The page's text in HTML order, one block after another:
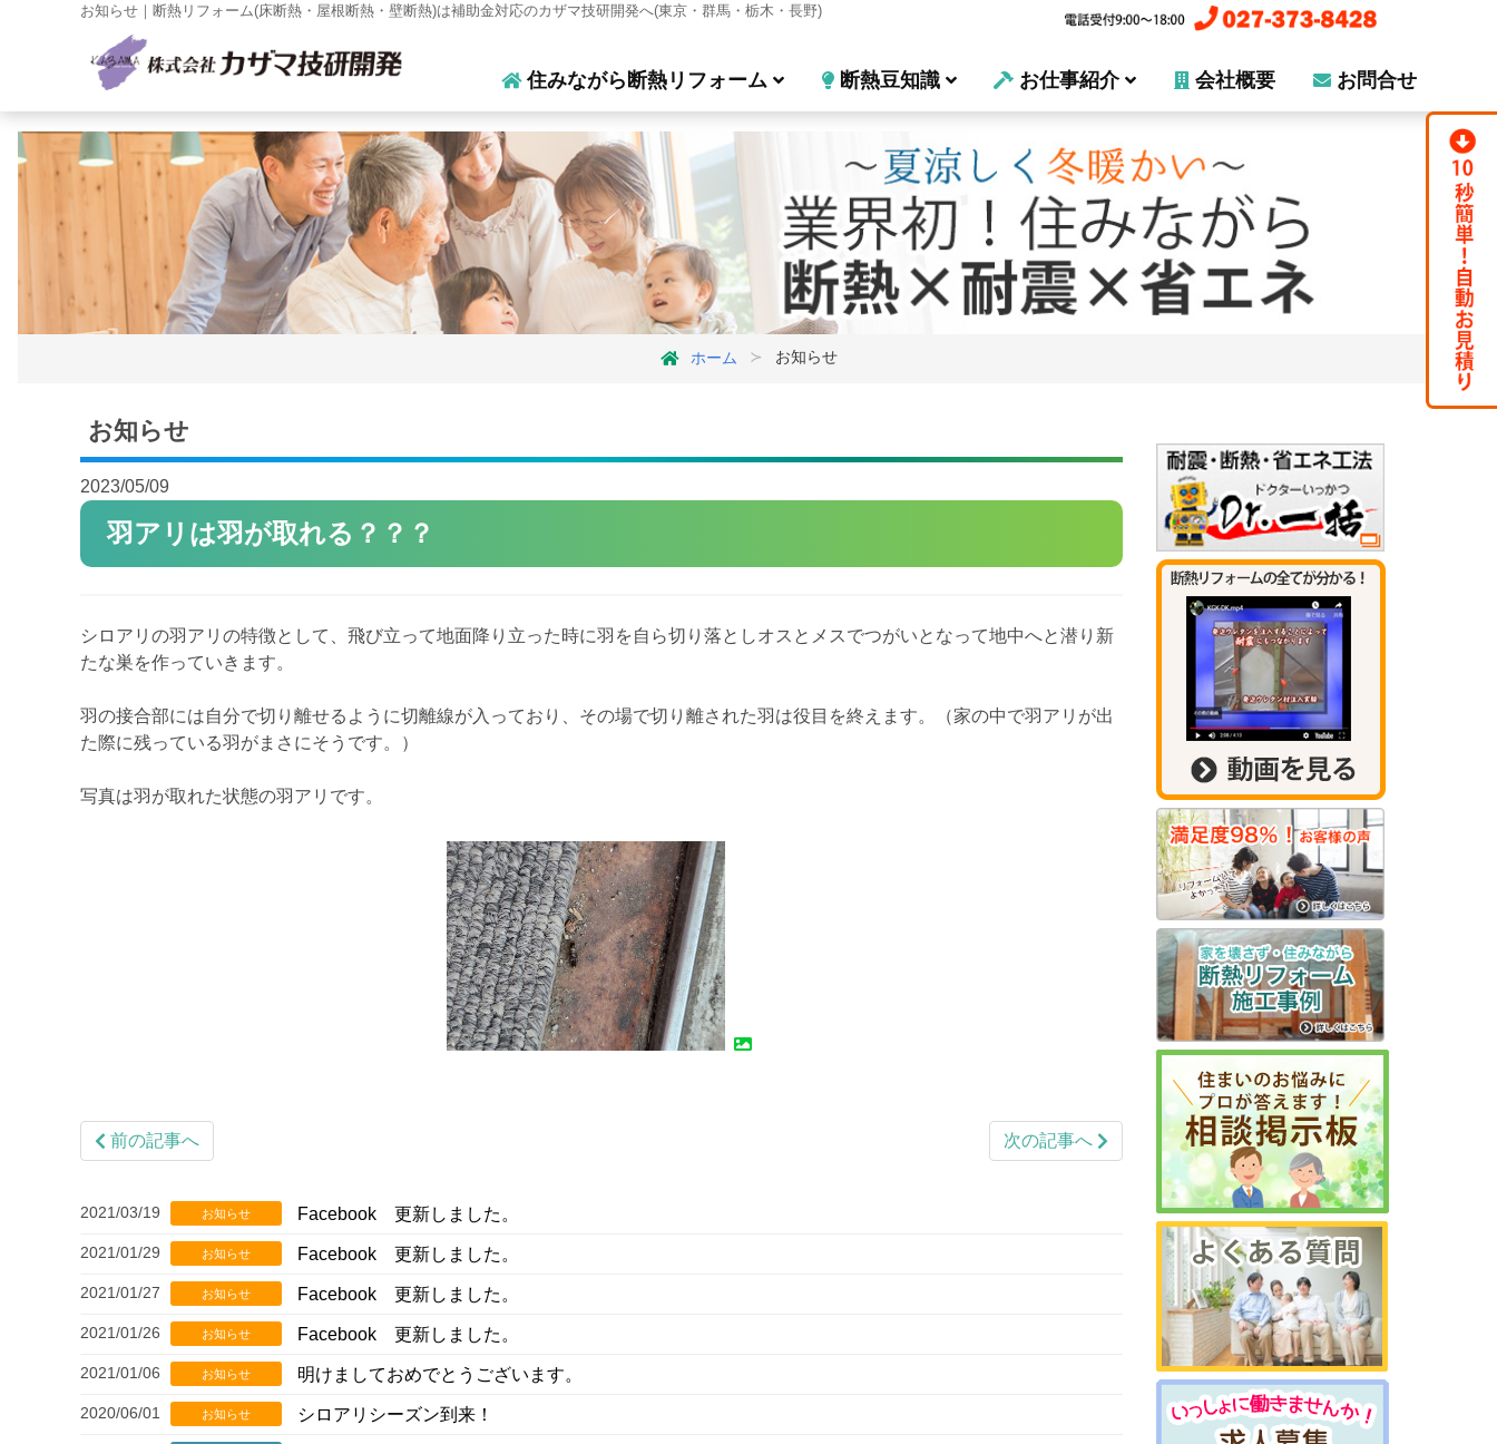
お知らせ｜断熱リフォーム(床断熱・屋根断熱・壁断熱)は補助金対応のカザマ技研開発へ(東京・群馬・栃木・長野)
住みながら断熱リフォーム 断熱豆知識 お仕事紹介 会社概要 お問合せ
ホーム お知らせ
お知らせ
2023/05/09
羽アリは羽が取れる？？？
シロアリの羽アリの特徴として、飛び立って地面降り立った時に羽を自ら切り落としオスとメスでつがいとなって地中へと潜り新
たな巣を作っていきます。
羽の接合部には自分で切り離せるように切離線が入っており、その場で切り離された羽は役目を終えます。（家の中で羽アリが出
た際に残っている羽がまさにそうです。）
写真は羽が取れた状態の羽アリです。
前の記事へ 次の記事へ
2021/03/19 お知らせ Facebook 更新しました。
2021/01/29 お知らせ Facebook 更新しました。
2021/01/27 お知らせ Facebook 更新しました。
2021/01/26 お知らせ Facebook 更新しました。
2021/01/06 お知らせ 明けましておめでとうございます。
2020/06/01 お知らせ シロアリシーズン到来！